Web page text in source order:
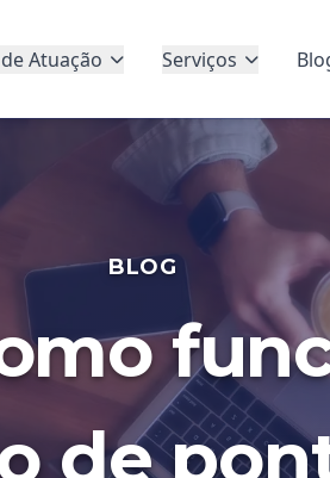
Atuação Serviços
BLOG
de